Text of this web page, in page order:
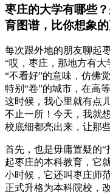
枣庄的大学有哪些
育图谱，比你想象的
每次跟外地的朋友聊起
“哎，枣庄，那地方有
“不看好”的意味，仿佛
特别“卷”的城市，在高
这时候，我心里就有点
不止一所！今天，我就
校底细都亮出来，让那
首先，也是毋庸置疑的“
起枣庄的本科教育，它
小时候，它还叫枣庄师
正式升格为本科院校，